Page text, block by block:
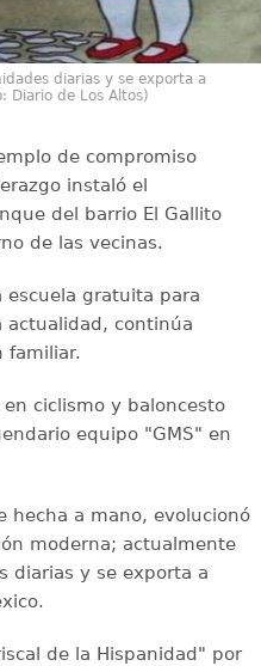
diarias y se exporta a
Diario de Los Altos)
de compromiso
instaló el
del barrio El Gallito
de las vecinas.
escuela gratuita para
actualidad, continúa
familiar.
ciclismo y baloncesto
equipo "GMS" en
hecha a mano, evolucionó
moderna; actualmente
diarias y se exporta a
de la Hispanidad" por